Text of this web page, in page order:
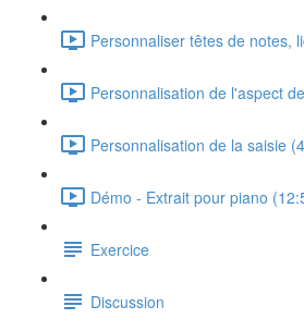
Personnaliser têtes de notes,
Personnalisation de l'aspect
Personnalisation de la saisie
Démo - Extrait pour piano
Exercice
Discussion